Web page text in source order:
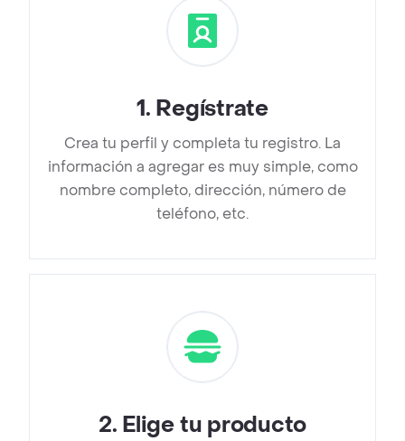
1. Regístrate
Crea tu perfil y completa tu registro. La
información a agregar es muy simple, como
nombre completo, dirección, número de
teléfono, etc.
2. Elige tu producto